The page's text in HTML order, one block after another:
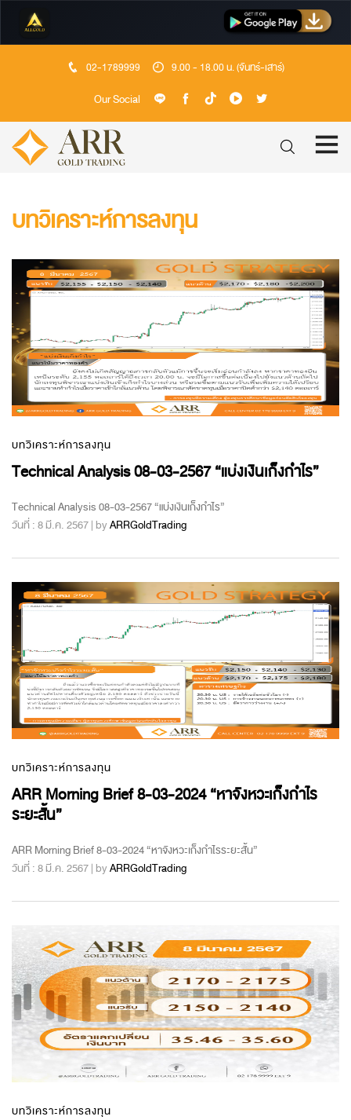
02-1789999 9.00 - 18.00 น. (จันทร์-เสาร์)
Our Social
บทวิเคราะห์การลงทุน
บทวิเคราะห์การลงทุน
Technical Analysis 08-03-2567 “แบ่งเงินเก็งกำไร”
Technical Analysis 08-03-2567 “แบ่งเงินเก็งกำไร”
วันที่ : 8 มี.ค. 2567 | byARRGoldTrading
บทวิเคราะห์การลงทุน
ARR Morning Brief 8-03-2024 “หาจังหวะเก็งกำไร
ระยะสั้น”
ARR Morning Brief 8-03-2024 “หาจังหวะเก็งกำไรระยะสั้น”
วันที่ : 8 มี.ค. 2567 | byARRGoldTrading
บทวิเคราะห์การลงทุน